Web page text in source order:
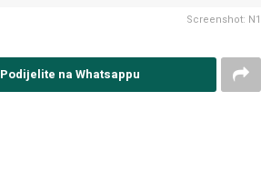
Screenshot: N1
Podijelite na Whatsappu